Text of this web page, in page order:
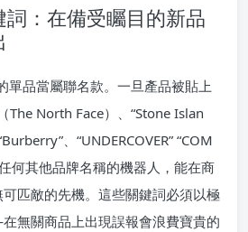
：在備受矚目的新品
單品當屬聯名款。一旦產品被貼上
The North Face）、“Stone Islan
、“UNDERCOVER” “COM
何其他品牌名稱的機器人，能在商
匹敵的先機。這些關鍵詞必須以極
無關商品上出現誤報會浪費寶貴的